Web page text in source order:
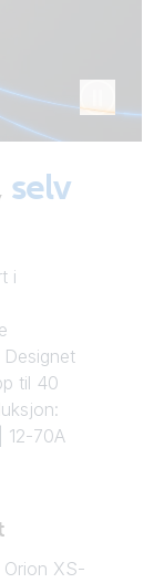
selv
i
til 40
12-70A
XS-